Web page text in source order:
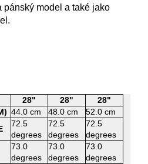
model a také jako
28" 28"
28"
44.0 cm 48.0 cm
52.0 cm
72.5
degrees
72.5
degrees
72.5
degrees
73.0
degrees
73.0
degrees
73.0
degrees